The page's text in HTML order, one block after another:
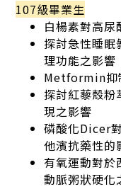
107級畢業生
白楊素對高
探討急性睡眠
理功能之影響
Metformin抑
探討紅藜殼粉
現之影響
磷酸化Dicer
他濱抗藥性的
有氧運動對於
動脈粥狀硬化